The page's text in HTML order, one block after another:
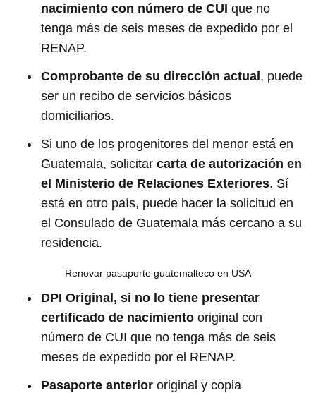
nacimiento con número de CUI que no
tenga más de seis meses de expedido por el
RENAP.
Comprobante de su dirección actual , puede
ser un recibo de servicios básicos
domiciliarios.
Si uno de los progenitores del menor está en
Guatemala, solicitar carta de autorización en
el Ministerio de Relaciones Exteriores. Sí
está en otro país, puede hacer la solicitud en
el Consulado de Guatemala más cercano a su
residencia.
Renovar pasaporte guatemalteco en USA
DPI Original, si no lo tiene presentar
certificado de nacimiento original con
número de CUI que no tenga más de seis
meses de expedido por el RENAP.
Pasaporte anterior original y copia